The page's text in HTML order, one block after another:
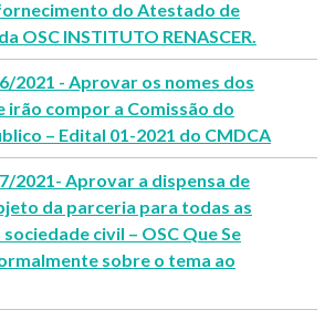
do Atestado de
OSC INSTITUTO RENASCER.
2021 - Aprovar os nomes dos
irão compor a Comissão do
– Edital 01-2021 do CMDCA
2021- Aprovar a dispensa de
da parceria para todas as
civil – OSC Que Se
sobre o tema ao